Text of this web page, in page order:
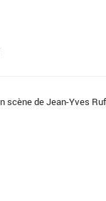
scène de Jean-Yves